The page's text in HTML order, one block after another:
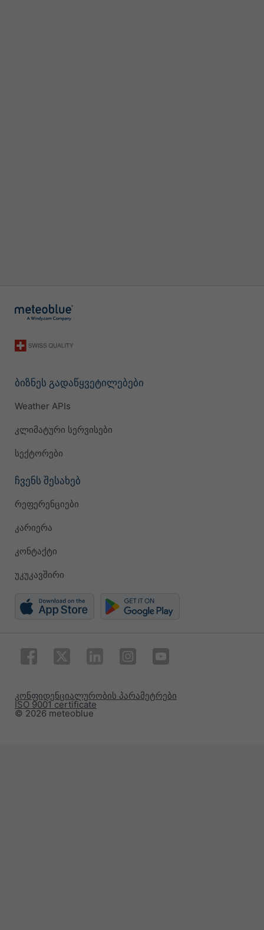
ბიზნეს გადაწყვეტილებები
Weather APIs
კლიმატური სერვისები
სექტორები
ჩვენს შესახებ
რეფერენციები
კარიერა
კონტაქტი
უკუკავშირი
© 2026 meteoblue
ISO 9001 certificate
კონფიდენციალურობის პარამეტრები